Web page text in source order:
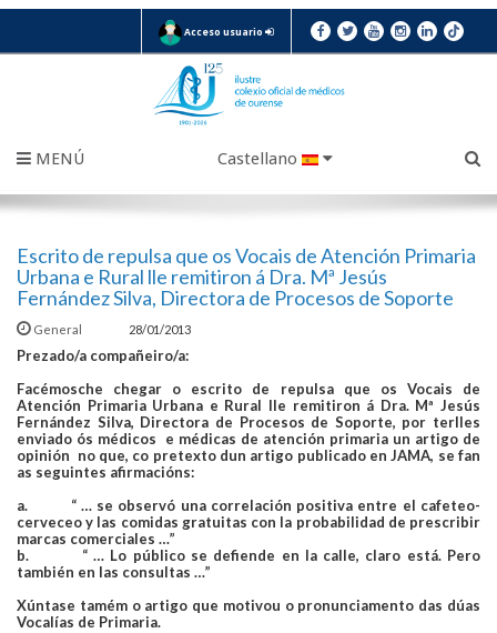
Acceso usuario
MENÚ Castellano
Escrito de repulsa que os Vocais de Atención Primaria
Urbana e Rural lle remitiron á Dra. Mª Jesús
Fernández Silva, Directora de Procesos de Soporte
General 28/01/2013
Prezado/a compañeiro/a:
Facémosche chegar o escrito de repulsa que os Vocais de
Atención Primaria Urbana e Rural lle remitiron á Dra. Mª Jesús
Fernández Silva, Directora de Procesos de Soporte, por terlles
enviado ós médicos e médicas de atención primaria un artigo de
opinión no que, co pretexto dun artigo publicado en JAMA, se fan
as seguintes afirmacións:
a. “ … se observó una correlación positiva entre el cafeteo-
cerveceo y las comidas gratuitas con la probabilidad de prescribir
marcas comerciales …”
b. “ … Lo público se defiende en la calle, claro está. Pero
también en las consultas …”
Xúntase tamém o artigo que motivou o pronunciamento das dúas
Vocalías de Primaria.